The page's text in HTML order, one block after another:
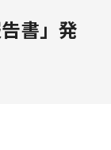
書」発